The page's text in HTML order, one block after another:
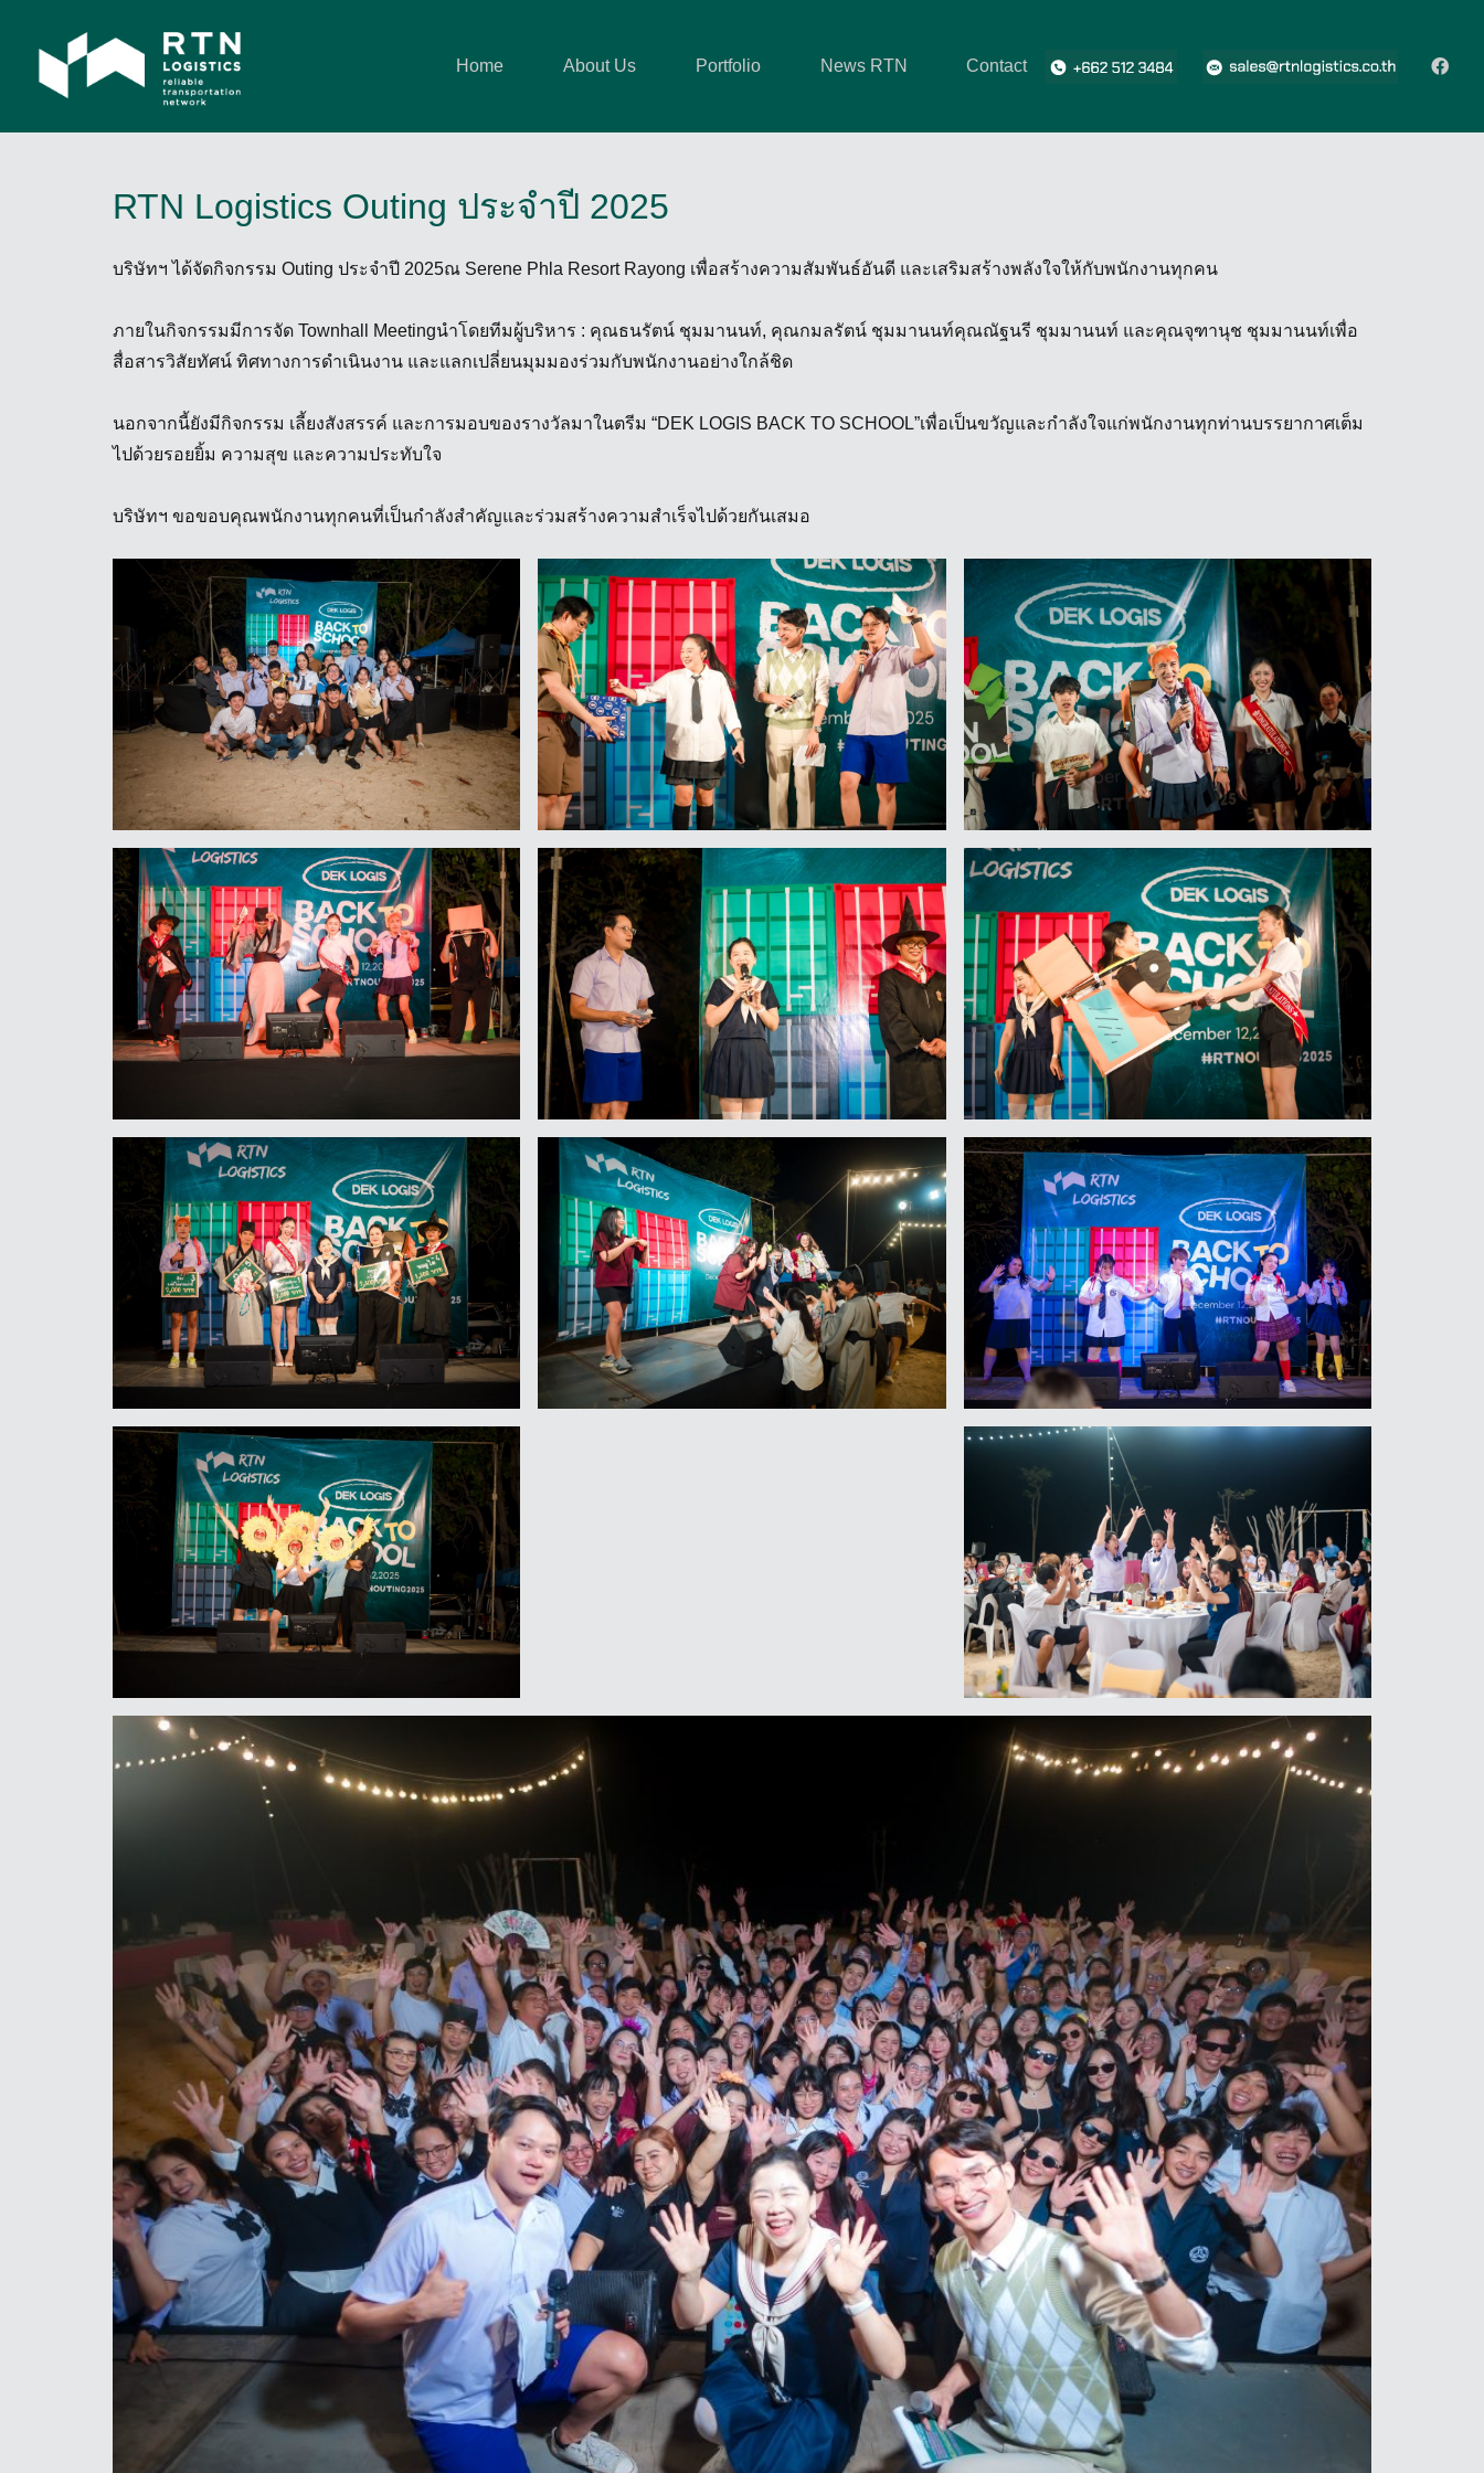
Home About Us Portfolio News RTN Contact
RTN Logistics Outing ประจำปี 2025
บริษัทฯ ได้จัดกิจกรรม Outing ประจำปี 2025ณ Serene Phla Resort Rayong เพื่อสร้างความสัมพันธ์อันดี และเสริมสร้างพลังใจให้กับพนักงานทุกคน
ภายในกิจกรรมมีการจัด Townhall Meetingนำโดยทีมผู้บริหาร : คุณธนรัตน์ ชุมมานนท์, คุณกมลรัตน์ ชุมมานนท์คุณณัฐนรี ชุมมานนท์ และคุณจุฑานุช ชุมมานนท์เพื่อ
สื่อสารวิสัยทัศน์ ทิศทางการดำเนินงาน และแลกเปลี่ยนมุมมองร่วมกับพนักงานอย่างใกล้ชิด
นอกจากนี้ยังมีกิจกรรม เลี้ยงสังสรรค์ และการมอบของรางวัลมาในตรีม “DEK LOGIS BACK TO SCHOOL”เพื่อเป็นขวัญและกำลังใจแก่พนักงานทุกท่านบรรยากาศเต็ม
ไปด้วยรอยยิ้ม ความสุข และความประทับใจ
บริษัทฯ ขอขอบคุณพนักงานทุกคนที่เป็นกำลังสำคัญและร่วมสร้างความสำเร็จไปด้วยกันเสมอ